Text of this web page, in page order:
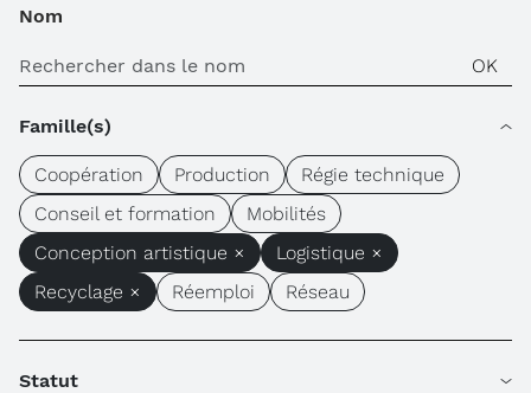
Nom
Famille(s)
Coopération Production
Régie technique
Conseil et formation
Mobilités
Conception artistique ×
Logistique ×
Recyclage ×
Réemploi Réseau
Statut